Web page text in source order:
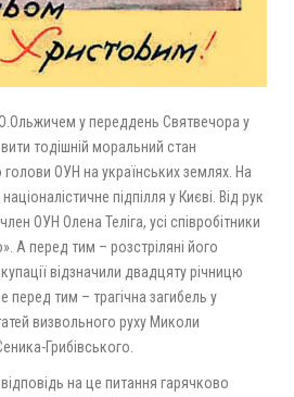
у переддень Святвечора у
тодішній моральний стан
ОУН на українських землях. На
підпілля у Києві. Від рук
ОУН Олена Теліга, усі співробітники
А перед тим – розстріляні його
відзначили двадцяту річницю
тим – трагічна загибель у
визвольного руху Миколи
Грибівського.
на це питання гарячково